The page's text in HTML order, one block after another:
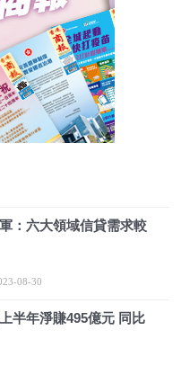
：六大領域信貸需求較
08-30
半年淨賺495億元 同比